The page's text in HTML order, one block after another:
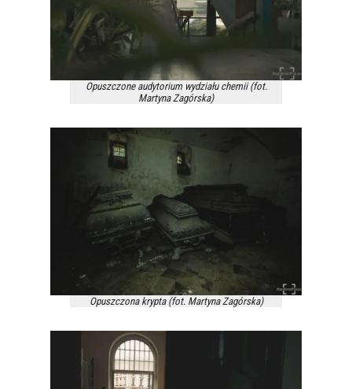
Opuszczone audytorium wydziału chemii (fot.
Martyna Zagórska)
Opuszczona krypta (fot. Martyna Zagórska)